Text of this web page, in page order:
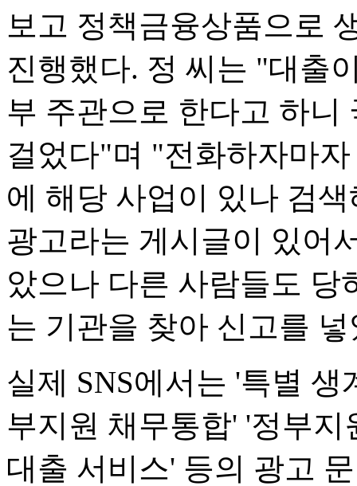
보고 정책금융상품으로
진행했다. 정 씨는 "대출
부 주관으로 한다고 하니
걸었다"며 "전화하자마
에 해당 사업이 있나 검
광고라는 게시글이 있어
았으나 다른 사람들도
는 기관을 찾아 신고를
실제 SNS에서는 '특별
부지원 채무통합' '정부
대출 서비스' 등의 광고